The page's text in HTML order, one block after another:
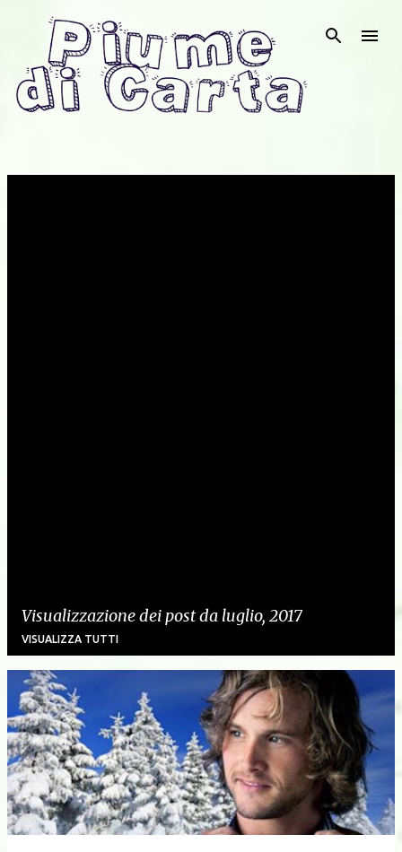
Passa ai contenuti principali
Visualizzazione dei post da luglio, 2017
VISUALIZZA TUTTI
o
s
t